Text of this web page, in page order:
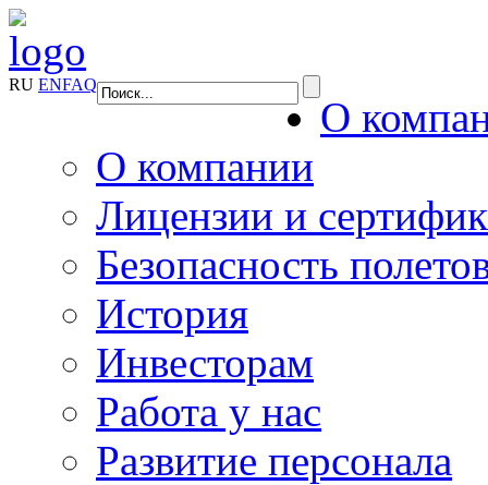
RU ENFAQ
О
О компании
Лицензии и
Безопасность
История
Инвесторам
Работа у нас
Развитие персонала